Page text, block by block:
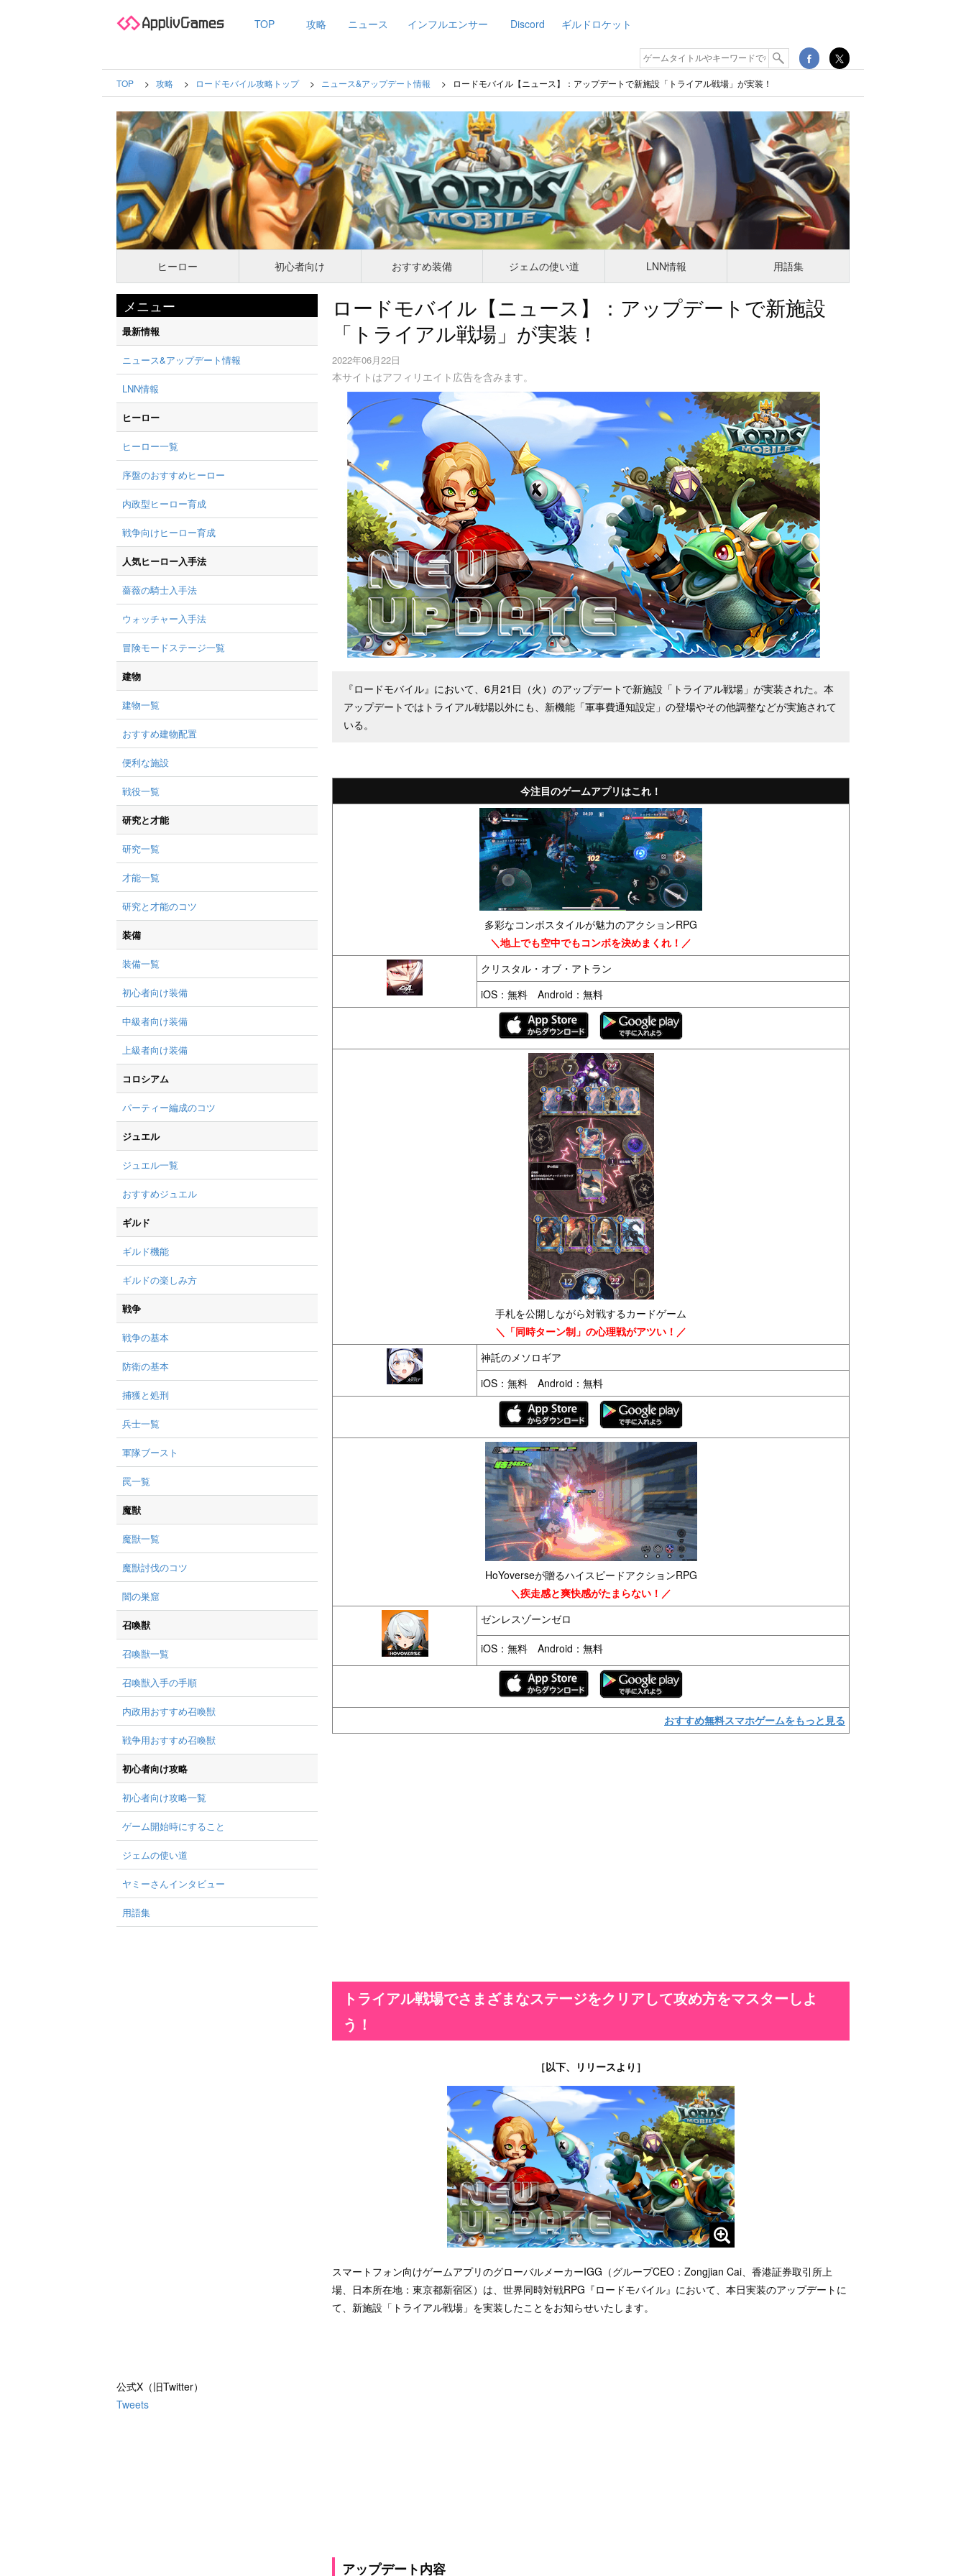
TOP 攻略 ニュース インフルエンサー Discord ギルドロケット
TOP 攻略 ロードモバイル攻略トップ ニュース&アップデート情報 ロードモバイル【ニュース】：アップデートで新施設「トライアル戦場」が実装！
ヒーロー 初心者向け おすすめ装備 ジェムの使い道 LNN情報 用語集
ロードモバイル【ニュース】：アップデートで新施設
「トライアル戦場」が実装！
2022年06月22日
本サイトはアフィリエイト広告を含みます。
『ロードモバイル』において、6月21日（火）のアップデートで新施設「トライアル戦場」が実装された。本
アップデートではトライアル戦場以外にも、新機能「軍事費通知設定」の登場やその他調整などが実施されて
いる。
今注目のゲームアプリはこれ！
多彩なコンボスタイルが魅力のアクションRPG
＼地上でも空中でもコンボを決めまくれ！／
クリスタル・オブ・アトラン
iOS：無料 Android：無料
手札を公開しながら対戦するカードゲーム
＼「同時ターン制」の心理戦がアツい！／
神託のメソロギア
iOS：無料 Android：無料
HoYoverseが贈るハイスピードアクションRPG
＼疾走感と爽快感がたまらない！／
ゼンレスゾーンゼロ
iOS：無料 Android：無料
おすすめ無料スマホゲームをもっと見る
トライアル戦場でさまざまなステージをクリアして攻め方をマスターしよ
う！
［以下、リリースより］
スマートフォン向けゲームアプリのグローバルメーカーIGG（グループCEO：Zongjian Cai、香港証券取引所上
場、日本所在地：東京都新宿区）は、世界同時対戦RPG『ロードモバイル』において、本日実装のアップデートに
て、新施設「トライアル戦場」を実装したことをお知らせいたします。
アップデート内容
メニュー
最新情報
ニュース&アップデート情報
LNN情報
ヒーロー
ヒーロー一覧
序盤のおすすめヒーロー
内政型ヒーロー育成
戦争向けヒーロー育成
人気ヒーロー入手法
薔薇の騎士入手法
ウォッチャー入手法
冒険モードステージ一覧
建物
建物一覧
おすすめ建物配置
便利な施設
戦役一覧
研究と才能
研究一覧
才能一覧
研究と才能のコツ
装備
装備一覧
初心者向け装備
中級者向け装備
上級者向け装備
コロシアム
パーティー編成のコツ
ジュエル
ジュエル一覧
おすすめジュエル
ギルド
ギルド機能
ギルドの楽しみ方
戦争
戦争の基本
防衛の基本
捕獲と処刑
兵士一覧
軍隊ブースト
罠一覧
魔獣
魔獣一覧
魔獣討伐のコツ
闇の巣窟
召喚獣
召喚獣一覧
召喚獣入手の手順
内政用おすすめ召喚獣
戦争用おすすめ召喚獣
初心者向け攻略
初心者向け攻略一覧
ゲーム開始時にすること
ジェムの使い道
ヤミーさんインタビュー
用語集
公式X（旧Twitter）
Tweets